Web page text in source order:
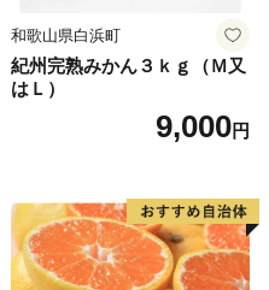
和歌山県白浜町
紀州完熟みかん３ｋｇ（Ｍ又
はＬ）
9,000円